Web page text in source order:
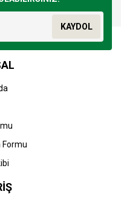
görüntülenemiyor.
KAYDOL
Formu